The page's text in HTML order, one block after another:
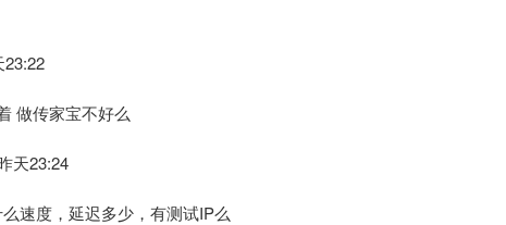
23:22
做传家宝不好么
天23:24
速度，延迟多少，有测试IP么